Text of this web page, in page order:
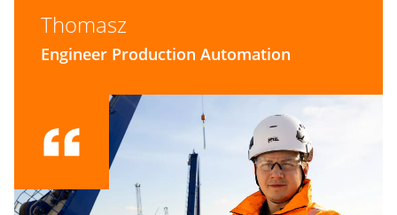
gesteld.
Thomasz
Engineer Production Automation